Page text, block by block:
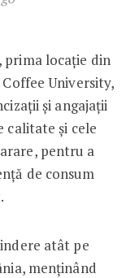
prima locație din
University,
și angajații
calitate și cele
pentru a
de consum
atât pe
menținând